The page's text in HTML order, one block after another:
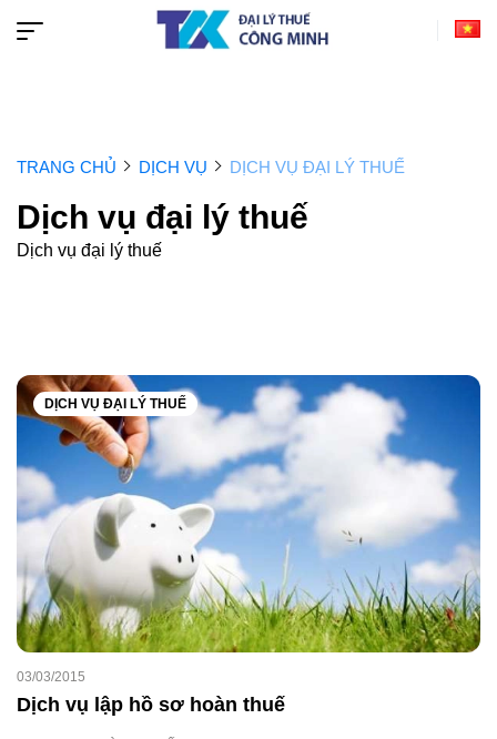
TRANG CHỦ DỊCH VỤ DỊCH VỤ ĐẠI LÝ THUẾ
Dịch vụ đại lý thuế
Dịch vụ đại lý thuế
DỊCH VỤ ĐẠI LÝ THUẾ
03/03/2015
Dịch vụ lập hồ sơ hoàn thuế